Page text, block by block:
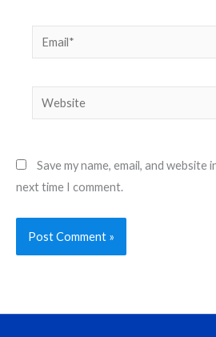
Email*
Website
Save my name, email, and
next time I comment.